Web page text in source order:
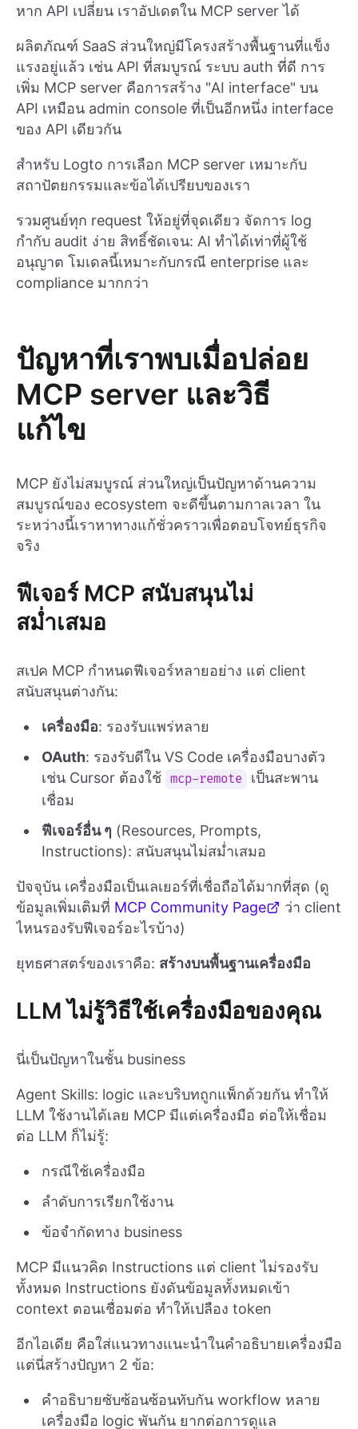
หาก API เปลี่ยน เราอัปเดตใน MCP server ได้
ผลิตภัณฑ์ SaaS ส่วนใหญ่มีโครงสร้างพื้นฐานที่แข็ง
แรงอยู่แล้ว เช่น API ที่สมบูรณ์ ระบบ auth ที่ดี การ
เพิ่ม MCP server คือการสร้าง "AI interface" บน
API เหมือน admin console ที่เป็นอีกหนึ่ง interface
ของ API เดียวกัน
สำหรับ Logto การเลือก MCP server เหมาะกับ
สถาปัตยกรรมและข้อได้เปรียบของเรา
รวมศูนย์ทุก request ให้อยู่ที่จุดเดียว จัดการ log
กำกับ audit ง่าย สิทธิ์ชัดเจน: AI ทำได้เท่าที่ผู้ใช้
อนุญาต โมเดลนี้เหมาะกับกรณี enterprise และ
compliance มากกว่า
ปัญหาที่เราพบเมื่อปล่อย
MCP server และวิธี
แก้ไข
MCP ยังไม่สมบูรณ์ ส่วนใหญ่เป็นปัญหาด้านความ
สมบูรณ์ของ ecosystem จะดีขึ้นตามกาลเวลา ใน
ระหว่างนี้เราหาทางแก้ชั่วคราวเพื่อตอบโจทย์ธุรกิจ
จริง
ฟีเจอร์ MCP สนับสนุนไม่
สม่ำเสมอ
สเปค MCP กำหนดฟีเจอร์หลายอย่าง แต่ client
สนับสนุนต่างกัน:
เครื่องมือ: รองรับแพร่หลาย
OAuth: รองรับดีใน VS Code เครื่องมือบางตัว
เช่น Cursor ต้องใช้ mcp-remote
เป็นสะพาน
เชื่อม
ฟีเจอร์อื่น ๆ (Resources, Prompts,
Instructions): สนับสนุนไม่สม่ำเสมอ
ปัจจุบัน เครื่องมือเป็นเลเยอร์ที่เชื่อถือได้มากที่สุด (ดู
ข้อมูลเพิ่มเติมที่ MCP Community Page
ว่า client
ไหนรองรับฟีเจอร์อะไรบ้าง)
ยุทธศาสตร์ของเราคือ: สร้างบนพื้นฐานเครื่องมือ
LLM ไม่รู้วิธีใช้เครื่องมือของคุณ
นี่เป็นปัญหาในชั้น business
Agent Skills: logic และบริบทถูกแพ็กด้วยกัน ทำให้
LLM ใช้งานได้เลย MCP มีแต่เครื่องมือ ต่อให้เชื่อม
ต่อ LLM ก็ไม่รู้:
กรณีใช้เครื่องมือ
ลำดับการเรียกใช้งาน
ข้อจำกัดทาง business
MCP มีแนวคิด Instructions แต่ client ไม่รองรับ
ทั้งหมด Instructions ยังดันข้อมูลทั้งหมดเข้า
context ตอนเชื่อมต่อ ทำให้เปลือง token
อีกไอเดีย คือใส่แนวทางแนะนำในคำอธิบายเครื่องมือ
แต่นี่สร้างปัญหา 2 ข้อ:
คำอธิบายซับซ้อนซ้อนทับกัน workflow หลาย
เครื่องมือ logic พันกัน ยากต่อการดูแล